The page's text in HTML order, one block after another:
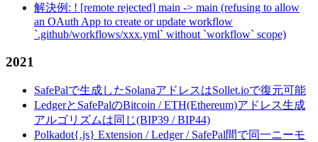
解決例: ! [remote rejected] main -> main (refusing to allow
an OAuth App to create or update workflow
`.github/workflows/xxx.yml` without `workflow` scope)
2021
SafePalで生成したSolanaアドレスはSollet.ioで復元可能
LedgerとSafePalのBitcoin / ETH(Ethereum)アドレス生成
アルゴリズムは同じ(BIP39 / BIP44)
Polkadot{.js} Extension / Ledger / SafePal間で同一ニーモ